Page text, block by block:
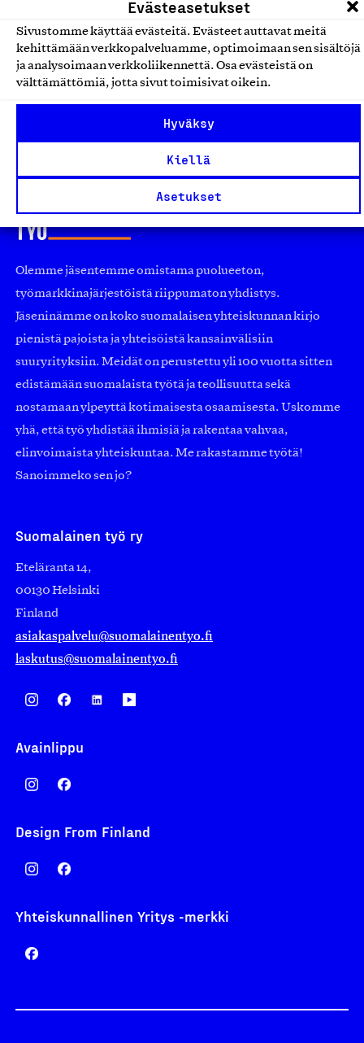
Evästeasetukset
Sivustomme käyttää evästeitä. Evästeet auttavat meitä
kehittämään verkkopalveluamme, optimoimaan sen sisältöjä
ja analysoimaan verkkoliikennettä. Osa evästeistä on
välttämättömiä, jotta sivut toimisivat oikein.
Hyväksy
Kiellä
Asetukset
Bioteekki Suomessa
valmistetut ravintolisät
Oy Verman Ab, Tuote
Lääkkeet ja luontaistuotteet
Olemme jäsentemme omistama puolueeton,
työmarkkinajärjestöistä riippumaton yhdistys.
Jäseninämme on koko suomalaisen yhteiskunnan kirjo
pienistä pajoista ja yhteisöistä kansainvälisiin
suuryrityksiin. Meidät on perustettu yli 100 vuotta sitten
edistämään suomalaista työtä ja teollisuutta sekä
nostamaan ylpeyttä kotimaisesta osaamisesta. Uskomme
yhä, että työ yhdistää ihmisiä ja rakentaa vahvaa,
elinvoimaista yhteiskuntaa. Me rakastamme työtä!
Sanoimmeko sen jo?
Suomalainen työ ry
Eteläranta 14,
00130 Helsinki
Finland
asiakaspalvelu@suomalainentyo.fi
laskutus@suomalainentyo.fi
Avainlippu
Design From Finland
Yhteiskunnallinen Yritys -merkki